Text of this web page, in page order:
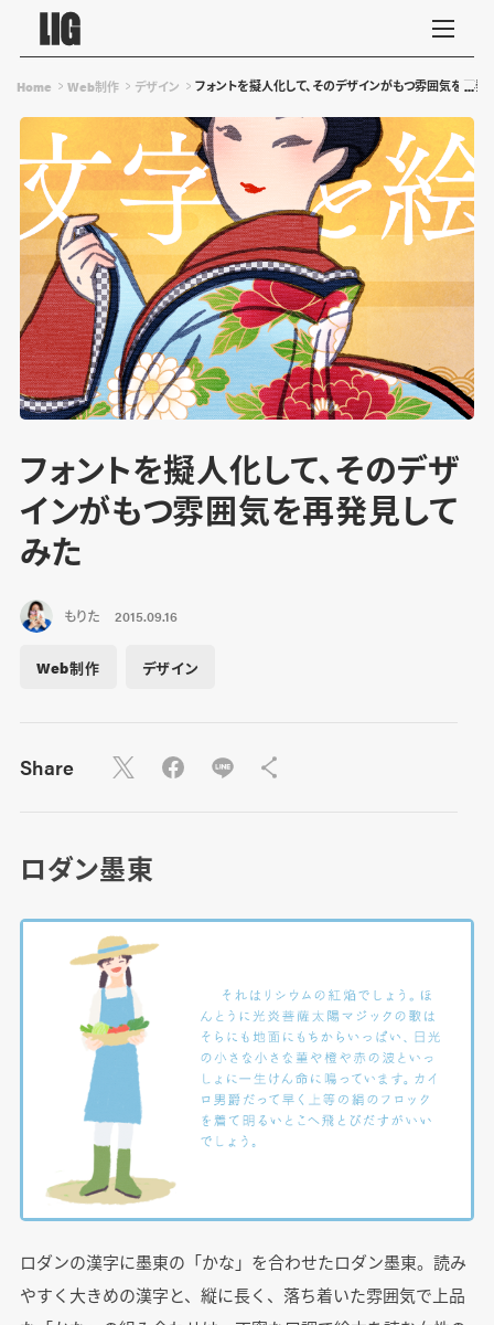
Home Web制作 デザイン フォントを擬人化して、そのデザインがもつ雰囲気を再発
フォントを擬人化して、そのデザ
インがもつ雰囲気を再発見して
みた
もりた 2015.09.16
Web制作 デザイン
Share
ロダン墨東
ロダンの漢字に墨東の「かな」を合わせたロダン墨東。読み
やすく大きめの漢字と、縦に長く、落ち着いた雰囲気で上品